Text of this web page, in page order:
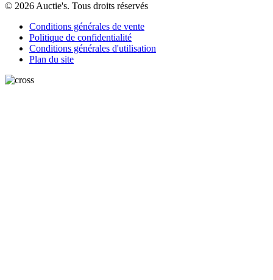
© 2026 Auctie's. Tous droits réservés
Conditions générales de vente
Politique de confidentialité
Conditions générales d'utilisation
Plan du site